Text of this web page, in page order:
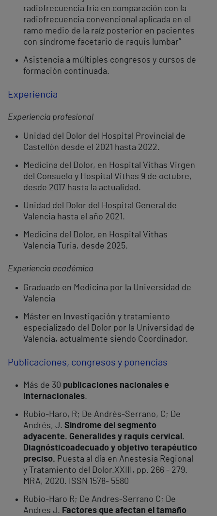
radiofrecuencia fría en comparación con la
radiofrecuencia convencional aplicada en el
ramo medio de la raíz posterior en pacientes
con síndrome facetario de raquis lumbar”
Asistencia a múltiples congresos y cursos de
formación continuada.
Experiencia
Experiencia profesional
Unidad del Dolor del Hospital Provincial de
Castellón desde el 2021 hasta 2022.
Medicina del Dolor, en Hospital Vithas Virgen
del Consuelo y Hospital Vithas 9 de octubre,
desde 2017 hasta la actualidad.
Unidad del Dolor del Hospital General de
Valencia hasta el año 2021.
Medicina del Dolor, en Hospital Vithas
Valencia Turia, desde 2025.
Experiencia académica
Graduado en Medicina por la Universidad de
Valencia
Máster en Investigación y tratamiento
especializado del Dolor por la Universidad de
Valencia, actualmente siendo Coordinador.
Publicaciones, congresos y ponencias
Más de 30 publicaciones nacionales e
internacionales.
Rubio-Haro, R; De Andrés-Serrano, C; De
Andrés, J. Síndrome del segmento
adyacente. Generalides y raquis cervical.
Diagnósticoadecuado y objetivo terapéutico
preciso. Puesta al día en Anestesia Regional
y Tratamiento del Dolor.XXIII, pp. 266 - 279.
MRA, 2020. ISSN 1578- 5580
Rubio-Haro R; De Andres-Serrano C; De
Andres J. Factores que afectan el tamaño